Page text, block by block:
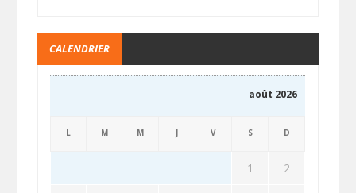
CALENDRIER
août 2026
L M M J V S D
1 2